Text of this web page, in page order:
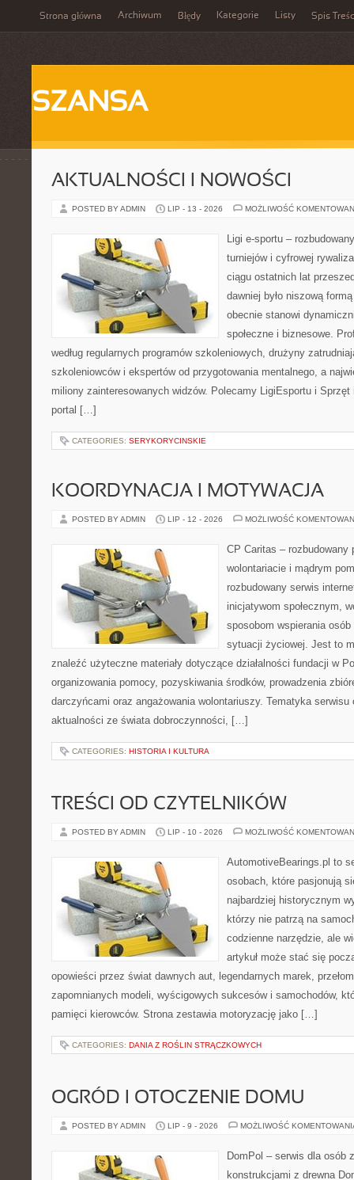
Strona główna Archiwum Błędy Kategorie Listy Spis
SZANSA
AKTUALNOŚCI I NOWOŚCI
POSTED BY ADMIN LIP - 13 - 2026 MOŻLIWOŚĆ
Ligi e-sportu –
turniejów i cyfrowej
ciągu ostatnich lat
dawniej było niszową
obecnie stanowi
społeczne i biznesowe.
według regularnych programów szkoleniowych, drużyny
szkoleniowców i ekspertów od przygotowania mentalnego, a
miliony zainteresowanych widzów. Polecamy LigiEsportu i
portal […]
CATEGORIES: SERYKORYCINSKIE
KOORDYNACJA I MOTYWACJA
POSTED BY ADMIN LIP - 12 - 2026 MOŻLIWOŚĆ
CP Caritas – rozbudowany
wolontariacie i mądrym
rozbudowany serwis
inicjatywom społecznym,
sposobom wspierania
sytuacji życiowej. Jest to
znaleźć użyteczne materiały dotyczące działalności fundacji w
organizowania pomocy, pozyskiwania środków, prowadzenia
darczyńcami oraz angażowania wolontariuszy. Tematyka
aktualności ze świata dobroczynności, […]
CATEGORIES: HISTORIA I KULTURA
TREŚCI OD CZYTELNIKÓW
POSTED BY ADMIN LIP - 10 - 2026 MOŻLIWOŚĆ
AutomotiveBearings.pl to
osobach, które pasjonują
najbardziej historycznym
którzy nie patrzą na
codzienne narzędzie, ale
artykuł może stać się
opowieści przez świat dawnych aut, legendarnych marek,
zapomnianych modeli, wyścigowych sukcesów i samochodów,
pamięci kierowców. Strona zestawia motoryzację jako […]
CATEGORIES: DANIA Z ROŚLIN STRĄCZKOWYCH
OGRÓD I OTOCZENIE DOMU
POSTED BY ADMIN LIP - 9 - 2026 MOŻLIWOŚĆ
DomPol – serwis dla osób
konstrukcjami z drewna